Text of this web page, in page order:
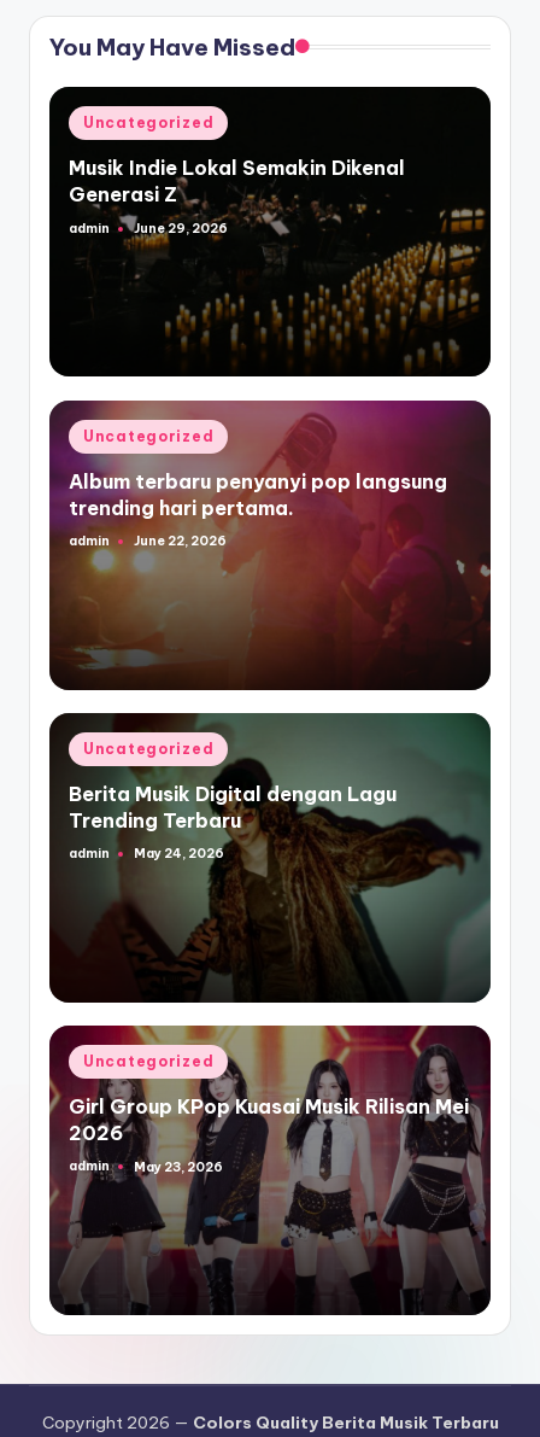
You May Have Missed
Posted
in
Uncategorized
Musik Indie Lokal Semakin Dikenal
Generasi Z
Posted
admin June 29, 2026
Posted
in
Uncategorized
Album terbaru penyanyi pop langsung
trending hari pertama.
Posted
admin June 22, 2026
Posted
in
Uncategorized
Berita Musik Digital dengan Lagu
Trending Terbaru
Posted
admin May 24, 2026
Posted
in
Uncategorized
Girl Group KPop Kuasai Musik Rilisan Mei
2026
Posted
by
admin May 23, 2026
Copyright 2026 — Colors Quality Berita Musik Terbaru